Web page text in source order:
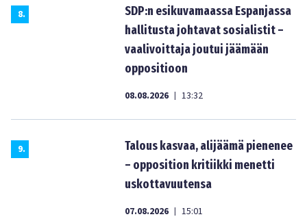
8.
SDP:n esikuvamaassa Espanjassa
hallitusta johtavat sosialistit –
vaalivoittaja joutui jäämään
oppositioon
08.08.2026 | 13:32
9.
Talous kasvaa, alijäämä pienenee
– opposition kritiikki menetti
uskottavuutensa
07.08.2026 | 15:01